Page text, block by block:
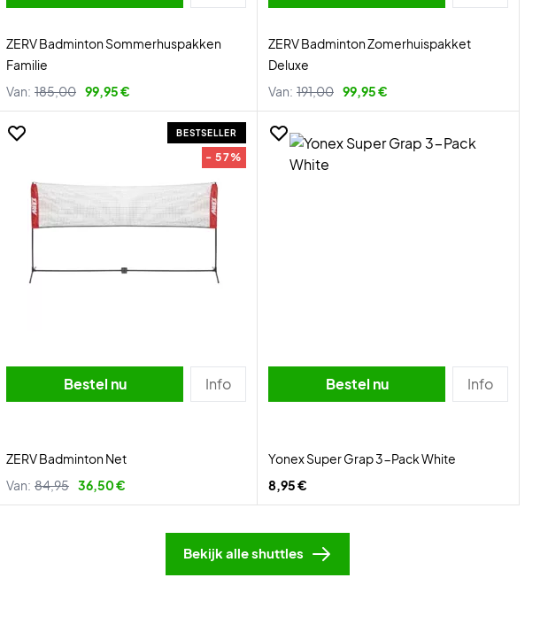
ZERV Badminton Sommerhuspakken
Familie
Van: 185,00 99,95 €
ZERV Badminton Zomerhuispakket
Deluxe
Van: 191,00 99,95 €
BESTSELLER
- 57%
Bestel nu Info
ZERV Badminton Net
Van: 84,95 36,50 €
Bestel nu Info
Yonex Super Grap 3-Pack White
8,95 €
Bekijk alle shuttles